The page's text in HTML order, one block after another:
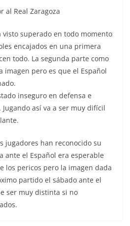
al Real Zaragoza
visto superado en todo momento
encajados en una primera
todo. La segunda parte como
imagen pero es que el Español
inseguro en defensa e
así va a ser muy difícil
jugadores han reconocido su
ante el Español era esperable
los pericos pero la imagen dada
partido el sábado ante el
ser muy distinta si no